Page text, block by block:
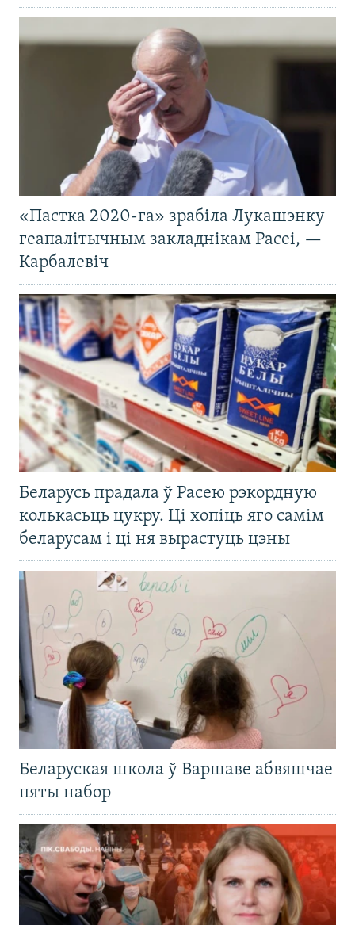
«Пастка 2020-га» зрабіла Лукашэнку
геапалітычным закладнікам Расеі, —
Карбалевіч
Беларусь прадала ў Расею рэкордную
колькасьць цукру. Ці хопіць яго самім
беларусам і ці ня вырастуць цэны
Беларуская школа ў Варшаве абвяшчае
пяты набор